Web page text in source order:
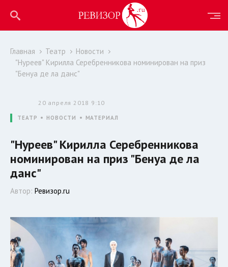
Главная Театр
Новости
"Нуреев" Кирилла Серебренникова номинирован на приз
"Бенуа де ла данс"
20 апреля 2018 9:10
ТЕАТР НОВОСТИ МАТЕРИАЛ
"Нуреев" Кирилла Серебренникова
номинирован на приз "Бенуа де ла
данс"
Автор: Ревизор.ru